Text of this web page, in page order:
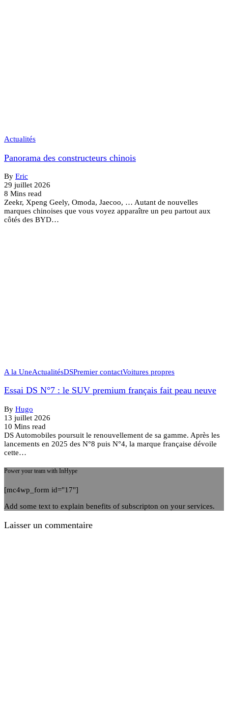
Actualités
Panorama des constructeurs chinois
By Eric
29 juillet 2026
8 Mins read
Zeekr, Xpeng Geely, Omoda, Jaecoo, … Autant de nouvelles
marques chinoises que vous voyez apparaître un peu partout aux
côtés des BYD…
A la UneActualitésDSPremier contactVoitures propres
Essai DS N°7 : le SUV premium français fait peau neuve
By Hugo
13 juillet 2026
10 Mins read
DS Automobiles poursuit le renouvellement de sa gamme. Après les
lancements en 2025 des N°8 puis N°4, la marque française dévoile
cette…
Power your team with InHype
[mc4wp_form id="17"]
Add some text to explain benefits of subscripton on your services.
Laisser un commentaire